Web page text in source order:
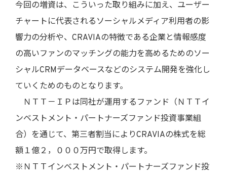
今回の増資は、こういった取り組みに加え、ユーザー
チャートに代表されるソーシャルメディア利用者の影
響力の分析や、CRAVIAの特徴である企業と情報感度
の高いファンのマッチングの能力を高めるためのソー
シャルCRMデータベースなどのシステム開発を強化し
ていくためのものとなります。
ＮＴＴ－ＩＰは同社が運用するファンド（ＮＴＴイ
ンベストメント・パートナーズファンド投資事業組
合）を通じて、第三者割当によりCRAVIAの株式を総
額１億２，０００万円で取得します。
※ＮＴＴインベストメント・パートナーズファンド投